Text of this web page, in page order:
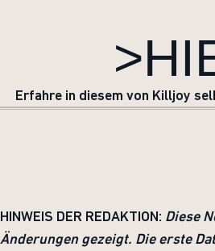
Erfahre in diesem von Killjoy
HINWEIS DER REDAKTION: Diese
Änderungen gezeigt. Die erste